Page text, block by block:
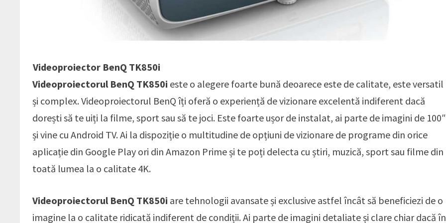
Videoproiector BenQ TK850i
Videoproiectorul BenQ TK850i este o alegere foarte bună deoarece este de calitate, este versatil
și complex. Videoproiectorul BenQ îți oferă o experiență de vizionare excelentă indiferent dacă
dorești să te uiți la filme, sport sau să te joci. Este foarte ușor de instalat, ai parte de imagini de 100″
și vine cu Android TV. Ai la dispoziție o multitudine de opțiuni de vizionare de programe din orice
aplicație din Google Play ori din Amazon Prime și te poți delecta cu știri, muzică, sport sau filme din
toată lumea la o calitate 4K.
Videoproiectorul BenQ TK850i are tehnologii avansate și exclusive astfel încât să beneficiezi de o
imagine la o calitate ridicată indiferent de condiții. Ai parte de imagini detaliate și clare chiar dacă în